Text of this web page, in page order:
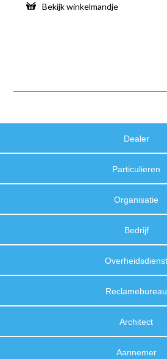
Bekijk winkelmandje
Dealer
Particulieren
Organisatie
Bedrijf
Overheidsdienst
Reclamebureau
Architect
Aannemer